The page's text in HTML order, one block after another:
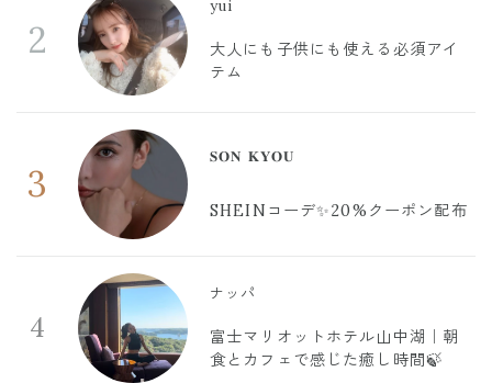
2
yui
大人にも子供にも使える必須アイ
テム
3
𝐒𝐎𝐍 𝐊𝐘𝐎𝐔
SHEINコーデ✨20%クーポン配布
4
ナッパ
富士マリオットホテル山中湖｜朝
食とカフェで感じた癒し時間🍃